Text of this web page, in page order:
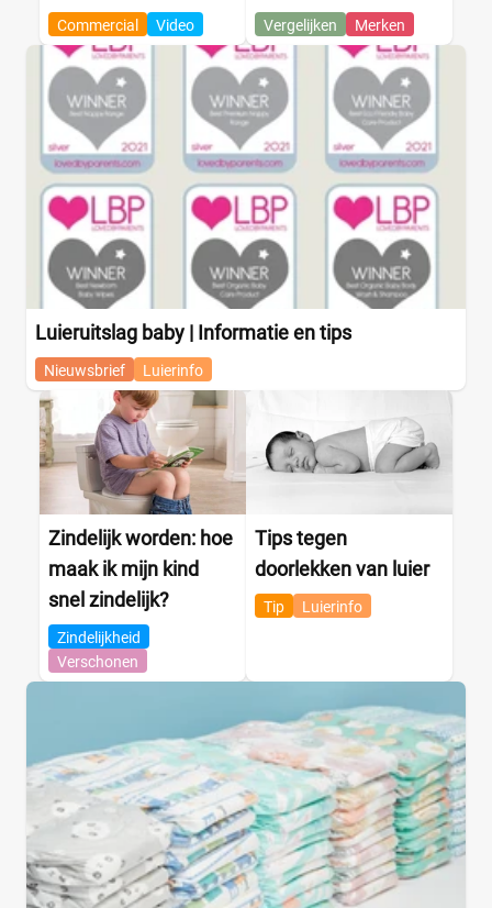
Commercial Video Vergelijken Merken
Luieruitslag baby | Informatie en tips
Nieuwsbrief Luierinfo
Zindelijk worden: hoe
maak ik mijn kind
snel zindelijk?
Zindelijkheid
Verschonen
Tips tegen
doorlekken van luier
Tip Luierinfo